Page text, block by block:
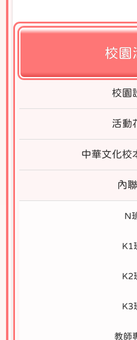
校園
校園
活動
中華文化校
內
N
K1
K2
K3
教師